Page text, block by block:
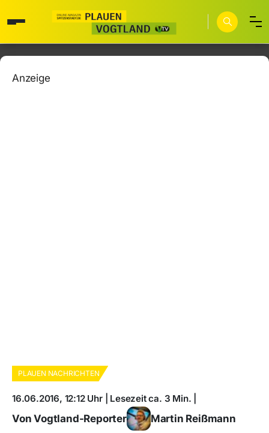
Anzeige
PLAUEN NACHRICHTEN
16.06.2016, 12:12 Uhr | Lesezeit ca. 3 Min. |
Von Vogtland-Reporter Martin Reißmann